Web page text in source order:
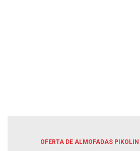
OFERTA DE ALMOFADAS PIKOLIN